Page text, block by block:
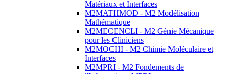
Matériaux et Interfaces
M2MATHMOD - M2 Modélisation
Mathématique
M2MECENCLI - M2 Génie Mécanique
pour les Cliniciens
M2MOCHI - M2 Chimie Moléculaire et
Interfaces
M2MPRI - M2 Fondements de